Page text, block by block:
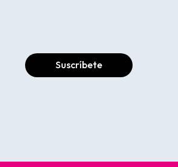
Suscríbete